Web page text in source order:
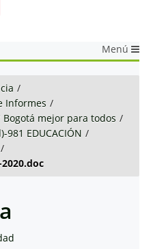
Menú
/
Informes /
Bogotá mejor para todos /
981 EDUCACIÓN /
/